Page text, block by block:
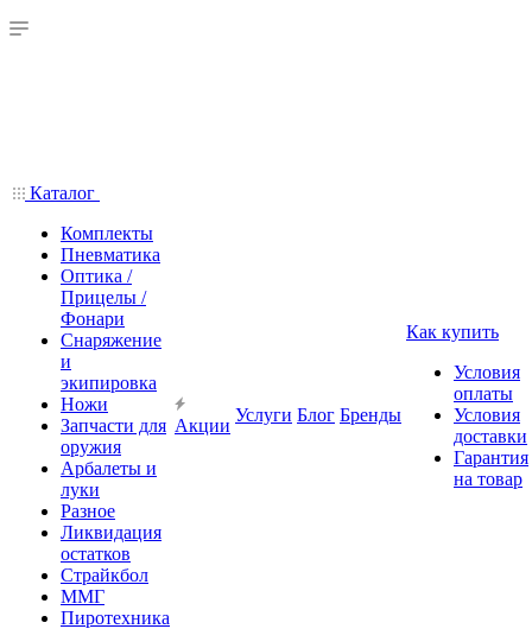
Каталог
Комплекты
Пневматика
Оптика /
Прицелы /
Фонари
Снаряжение
и
экипировка
Ножи
Запчасти для
оружия
Арбалеты и
луки
Разное
Ликвидация
остатков
Страйкбол
ММГ
Пиротехника
Акции
Услуги Блог Бренды
Как купить
Условия
оплаты
Условия
доставки
Гарантия
на товар